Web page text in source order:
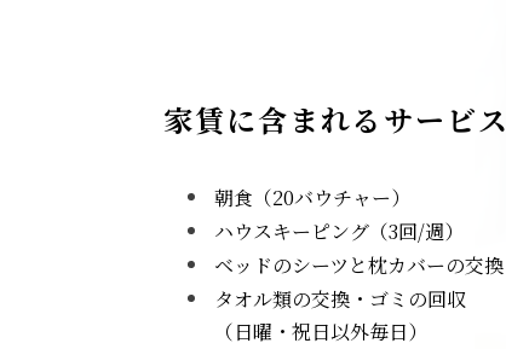
家賃に含まれるサービス
朝食（20バウチャー）
ハウスキーピング（3回/週）
ベッドのシーツと枕カバーの交換
タオル類の交換・ゴミの回収
（日曜・祝日以外毎日）